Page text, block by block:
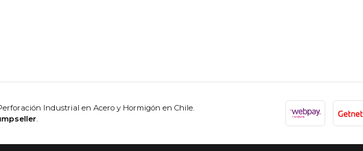
Industrial en Acero y Hormigón en Chile.
.